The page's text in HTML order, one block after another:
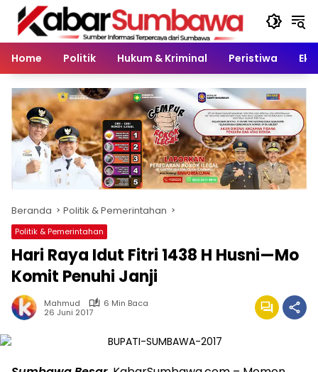
Langsung
konten
Home
Politik Hukum & Kriminal Peristiwa
Beranda Politik & Pemerintahan
Politik & Pemerintahan
Hari Raya Idut Fitri 1438 H Husni—Mo
Komit Penuhi Janji
Mahmud
6 Min Baca
26 Juni 2017